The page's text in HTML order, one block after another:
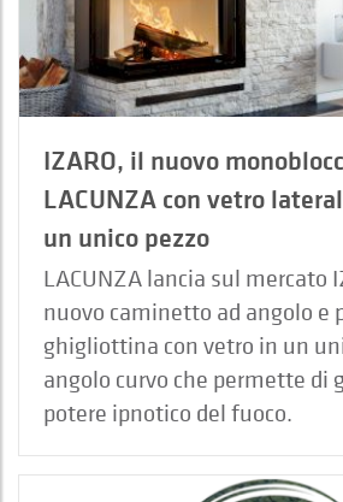
IZARO, il nuovo
LACUNZA con vetro
un unico pezzo
LACUNZA lancia sul mercato
nuovo caminetto ad angolo e
ghigliottina con vetro in un
angolo curvo che permette di
potere ipnotico del fuoco.